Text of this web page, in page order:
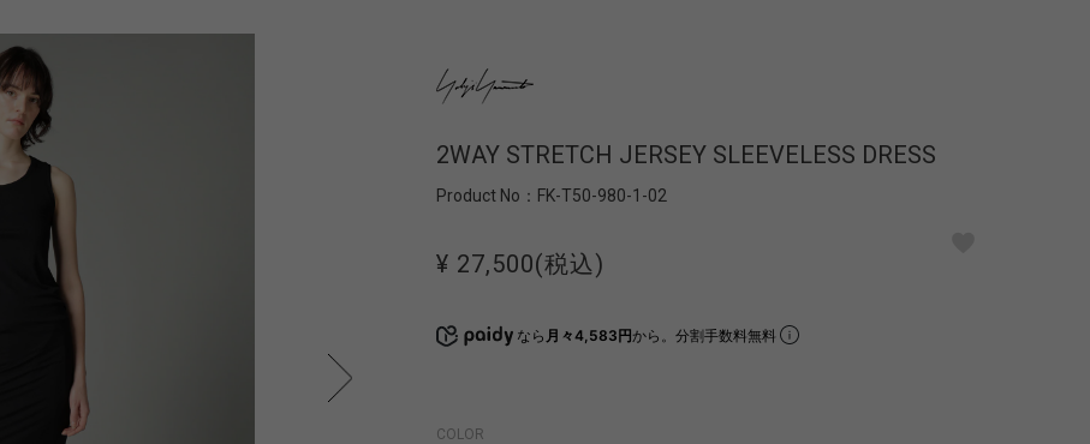
2WAY STRETCH JERSEY SLEEVELESS DRESS
Product No： FK-T50-980-1-02
¥ 27,500(税込)
なら 月々4,583円から。分割手数料無料
COLOR